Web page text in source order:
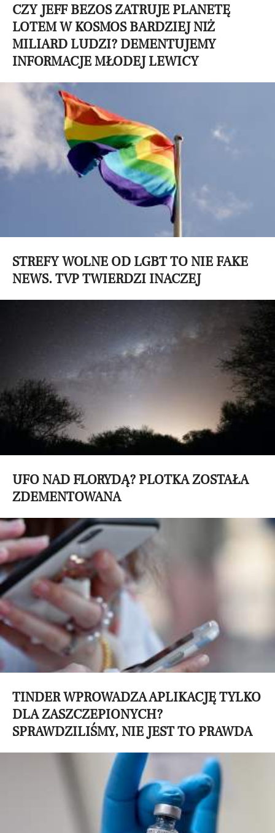
CZY JEFF BEZOS ZATRUJE PLANETĘ
LOTEM W KOSMOS BARDZIEJ NIŻ
MILIARD LUDZI? DEMENTUJEMY
INFORMACJE MŁODEJ LEWICY
STREFY WOLNE OD LGBT TO NIE FAKE
NEWS. TVP TWIERDZI INACZEJ
UFO NAD FLORYDĄ? PLOTKA ZOSTAŁA
ZDEMENTOWANA
TINDER WPROWADZA APLIKACJĘ TYLKO
DLA ZASZCZEPIONYCH?
SPRAWDZILIŚMY, NIE JEST TO PRAWDA